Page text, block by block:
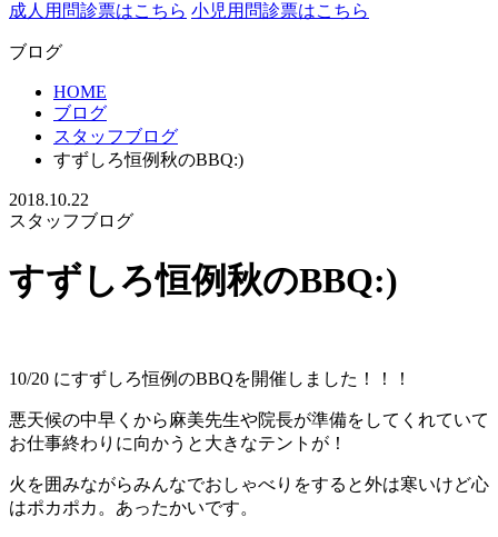
成人用問診票はこちら 小児用問診票はこちら
ブログ
HOME
ブログ
スタッフブログ
すずしろ恒例秋のBBQ:)
2018.10.22
スタッフブログ
すずしろ恒例秋のBBQ:)
10/20 にすずしろ恒例のBBQを開催しました！！！
悪天候の中早くから麻美先生や院長が準備をしてくれていて
お仕事終わりに向かうと大きなテントが！
火を囲みながらみんなでおしゃべりをすると外は寒いけど心
はポカポカ。あったかいです。